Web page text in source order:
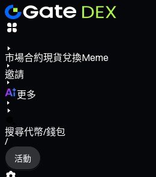
市場合約現貨兌換Meme
邀請
更多
搜尋代幣/錢包
/
活動